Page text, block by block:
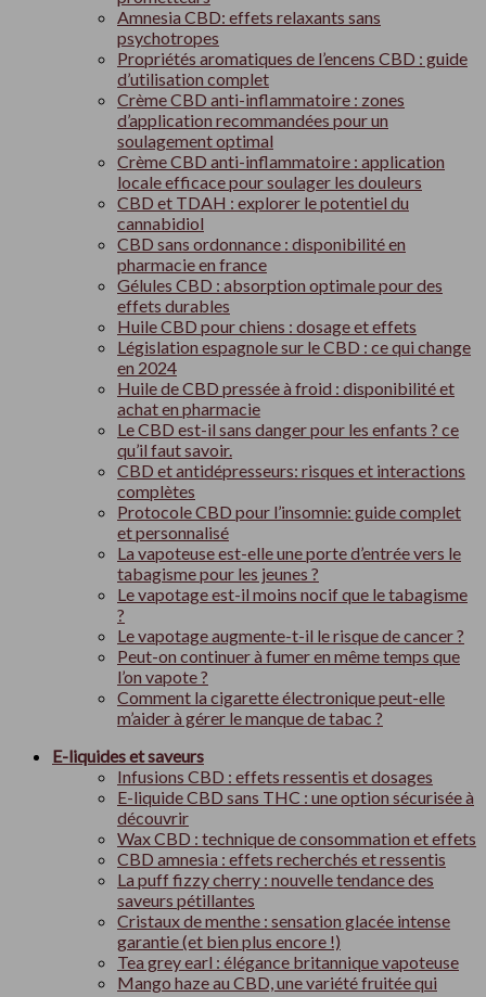
Amnesia CBD: effets relaxants sans
psychotropes
Propriétés aromatiques de l’encens CBD : guide
d’utilisation complet
Crème CBD anti-inflammatoire : zones
d’application recommandées pour un
soulagement optimal
Crème CBD anti-inflammatoire : application
locale efficace pour soulager les douleurs
CBD et TDAH : explorer le potentiel du
cannabidiol
CBD sans ordonnance : disponibilité en
pharmacie en france
Gélules CBD : absorption optimale pour des
effets durables
Huile CBD pour chiens : dosage et effets
Législation espagnole sur le CBD : ce qui change
en 2024
Huile de CBD pressée à froid : disponibilité et
achat en pharmacie
Le CBD est-il sans danger pour les enfants ? ce
qu’il faut savoir.
CBD et antidépresseurs: risques et interactions
complètes
Protocole CBD pour l’insomnie: guide complet
et personnalisé
La vapoteuse est-elle une porte d’entrée vers le
tabagisme pour les jeunes ?
Le vapotage est-il moins nocif que le tabagisme
?
Le vapotage augmente-t-il le risque de cancer ?
Peut-on continuer à fumer en même temps que
l’on vapote ?
Comment la cigarette électronique peut-elle
m’aider à gérer le manque de tabac ?
E-liquides et saveurs
Infusions CBD : effets ressentis et dosages
E-liquide CBD sans THC : une option sécurisée à
découvrir
Wax CBD : technique de consommation et effets
CBD amnesia : effets recherchés et ressentis
La puff fizzy cherry : nouvelle tendance des
saveurs pétillantes
Cristaux de menthe : sensation glacée intense
garantie (et bien plus encore !)
Tea grey earl : élégance britannique vapoteuse
Mango haze au CBD, une variété fruitée qui